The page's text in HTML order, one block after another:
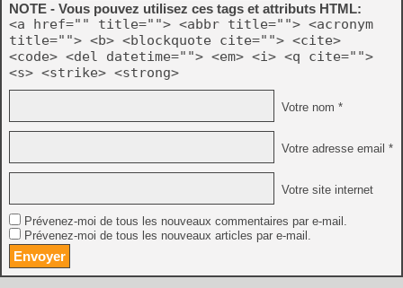
NOTE - Vous pouvez utilisez ces tags et attributs HTML:
<a href="" title=""> <abbr title=""> <acronym
title=""> <b> <blockquote cite=""> <cite>
<code> <del datetime=""> <em> <i> <q cite="">
<s> <strike> <strong>
Votre nom *
Votre adresse email *
Votre site internet
Prévenez-moi de tous les nouveaux commentaires par e-mail.
Prévenez-moi de tous les nouveaux articles par e-mail.